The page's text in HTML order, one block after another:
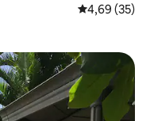
4,69 de uma
4,69 (35)